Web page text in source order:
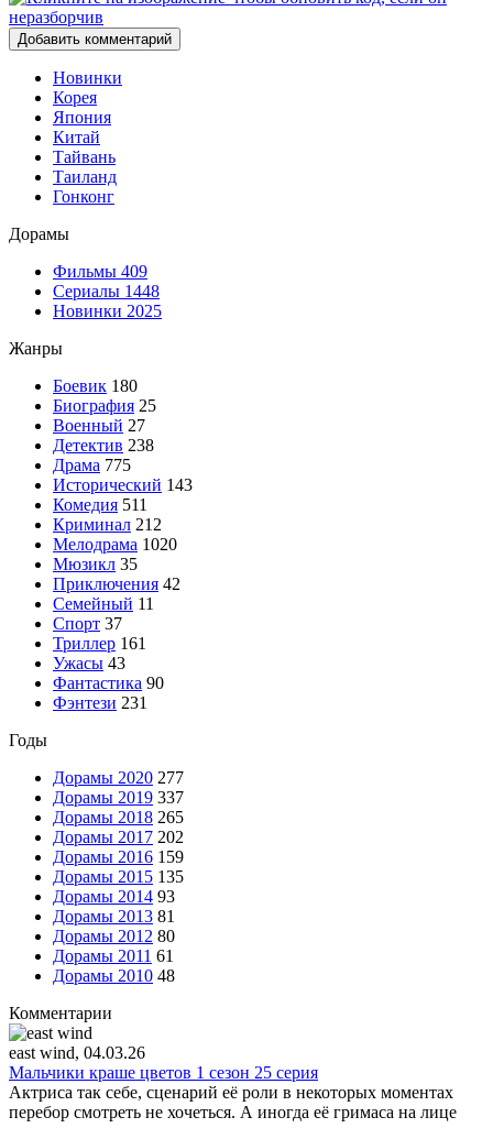
Добавить комментарий
Новинки
Корея
Япония
Китай
Тайвань
Таиланд
Гонконг
Дорамы
Фильмы 409
Сериалы 1448
Новинки 2025
Жанры
Боевик 180
Биография 25
Военный 27
Детектив 238
Драма 775
Исторический 143
Комедия 511
Криминал 212
Мелодрама 1020
Мюзикл 35
Приключения 42
Семейный 11
Спорт 37
Триллер 161
Ужасы 43
Фантастика 90
Фэнтези 231
Годы
Дорамы 2020 277
Дорамы 2019 337
Дорамы 2018 265
Дорамы 2017 202
Дорамы 2016 159
Дорамы 2015 135
Дорамы 2014 93
Дорамы 2013 81
Дорамы 2012 80
Дорамы 2011 61
Дорамы 2010 48
Комментарии
east wind, 04.03.26
Мальчики краше цветов 1 сезон 25 серия
Актриса так себе, сценарий её роли в некоторых моментах
перебор смотреть не хочеться. А иногда её гримаса на лице